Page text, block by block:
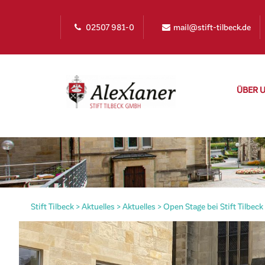
02507 981-0 mail@stift-tilbeck.de
ÜBER
Stift Tilbeck >Aktuelles >Aktuelles >Open Stage bei Stift Tilbeck